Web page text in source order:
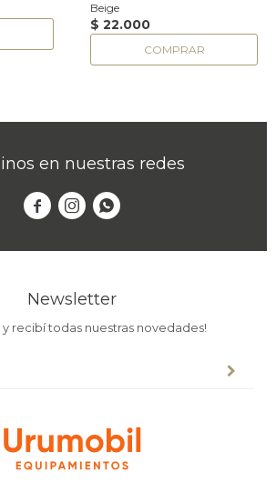
Beige
$ 22.000
en nuestras redes
  
Newsletter
y recibí todas nuestras novedades!